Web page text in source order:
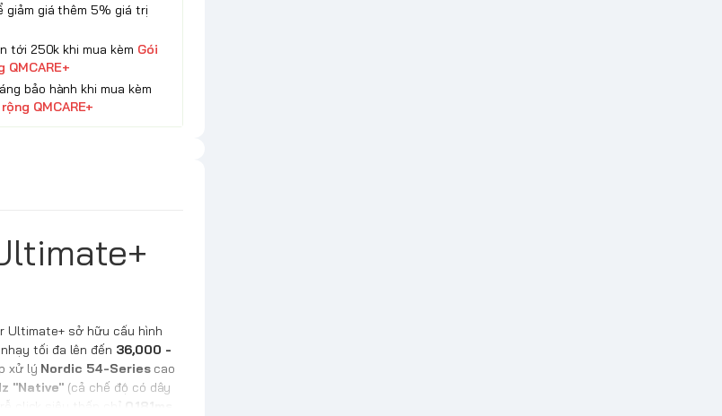
giảm giá thêm 5% giá trị
tới 250k khi mua kèm Gói
QMCARE+
bảo hành khi mua kèm
QMCARE+
Ultimate+ sở hữu cấu hình
tối đa lên đến 36,000 -
xử lý Nordic 54-Seriescao
"Native" (cả chế độ có dây
click siêu thấp chỉ